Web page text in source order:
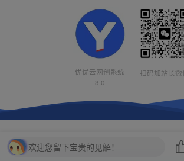
优优云网创系统
3.0
扫码加站长微
欢迎您留下宝贵的见解！